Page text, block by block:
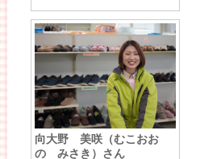
向大野 美咲（むこおお
の みさき）さん